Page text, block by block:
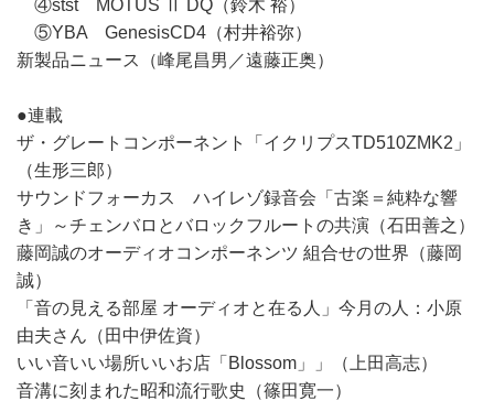
④stst MOTUS Ⅱ DQ（鈴木 裕）
⑤YBA GenesisCD4（村井裕弥）
新製品ニュース（峰尾昌男／遠藤正奥）
●連載
ザ・グレートコンポーネント「イクリプスTD510ZMK2」
（生形三郎）
サウンドフォーカス ハイレゾ録音会「古楽＝純粋な響
き」～チェンバロとバロックフルートの共演（石田善之）
藤岡誠のオーディオコンポーネンツ 組合せの世界（藤岡
誠）
「音の見える部屋 オーディオと在る人」今月の人：小原
由夫さん（田中伊佐資）
いい音いい場所いいお店「Blossom」」（上田高志）
音溝に刻まれた昭和流行歌史（篠田寛一）